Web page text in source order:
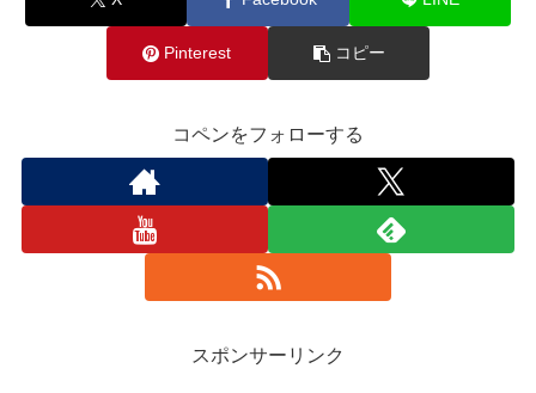
Pinterest コピー
コペンをフォローする
スポンサーリンク